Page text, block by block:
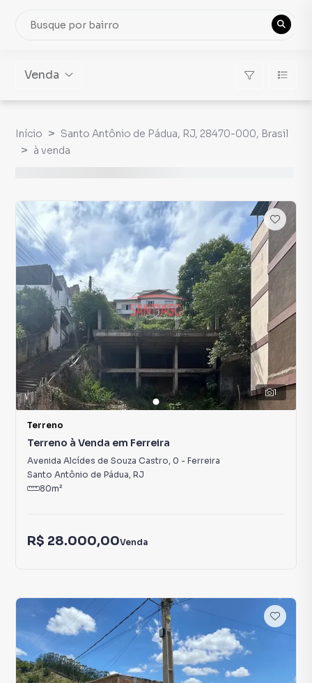
Venda
Início
Santo Antônio de Pádua, RJ, 28470-000, Brasil
à venda
1
Terreno
Terreno à Venda em Ferreira
Avenida Alcídes de Souza Castro, 0 - Ferreira
Santo Antônio de Pádua, RJ
80m²
R$ 28.000,00Venda